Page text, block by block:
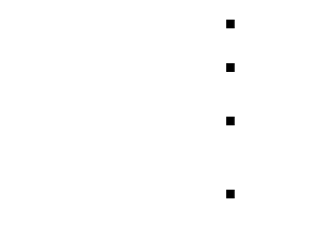
■
■
■
■